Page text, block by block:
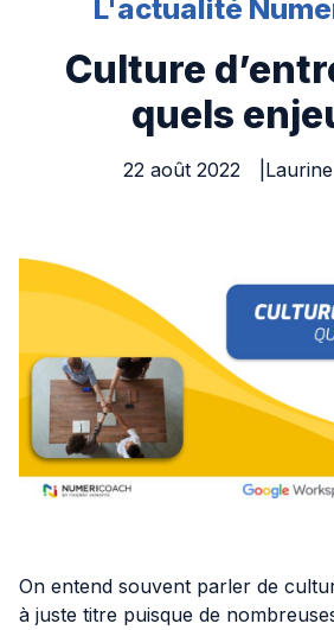
Expertises techniques
Nos actualités
Ressources
Cas clients
L'actualité
Culture
quels
22 août 2022
On entend souvent parler de
à juste titre puisque de